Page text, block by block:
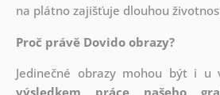
na plátno zajišťuje dlouhou
Proč právě Dovido obrazy?
Jedinečné obrazy mohou být i u